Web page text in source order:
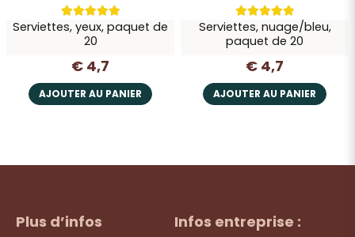
Serviettes, yeux, paquet de
20
€ 4,7
AJOUTER AU PANIER
Serviettes, nuage/bleu,
paquet de 20
€ 4,7
AJOUTER AU PANIER
Plus d’infos Infos entreprise :